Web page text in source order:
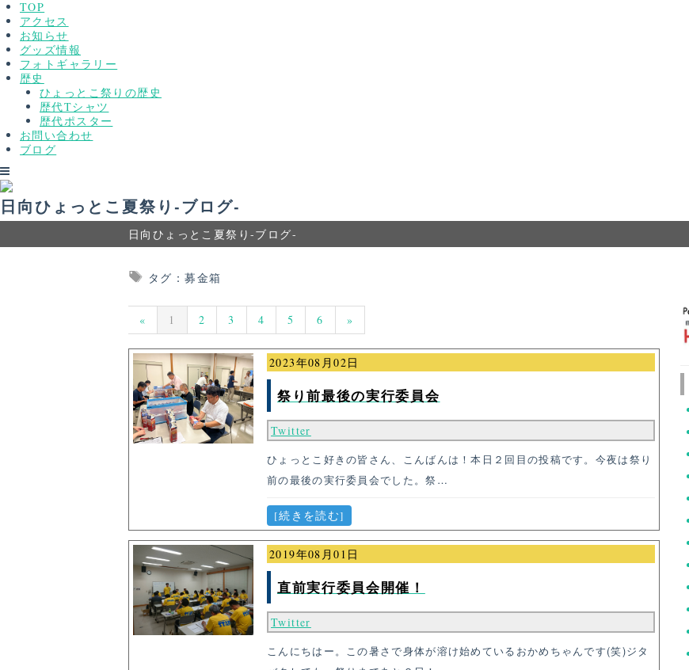
TOP
アクセス
お知らせ
グッズ情報
フォトギャラリー
歴史
ひょっとこ祭りの歴史
歴代Tシャツ
歴代ポスター
お問い合わせ
ブログ
日向ひょっとこ夏祭り-ブログ-
日向ひょっとこ夏祭り-ブログ-
タグ：募金箱
« 1 2 3 4 5 6 »
2023年08月02日
祭り前最後の実行委員会
Twitter
ひょっとこ好きの皆さん、こんばんは！本日２回目の投稿です。今夜は祭り
前の最後の実行委員会でした。祭…
[続きを読む]
2019年08月01日
直前実行委員会開催！
Twitter
こんにちはー。この暑さで身体が溶け始めているおかめちゃんです(笑)ジタ